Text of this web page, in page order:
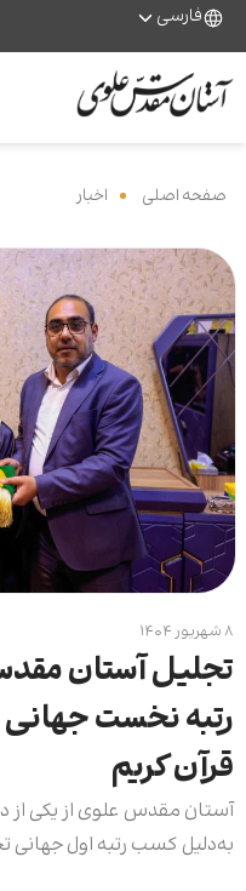
فارسی
صفحه اصلی اخبار
۸ شهریور ۱۴۰۴
تجلیل آستان
رتبه نخست جهانی
قرآن کریم
آستان مقدس علوی از یکی از
به‌دلیل کسب رتبه اول جهانی